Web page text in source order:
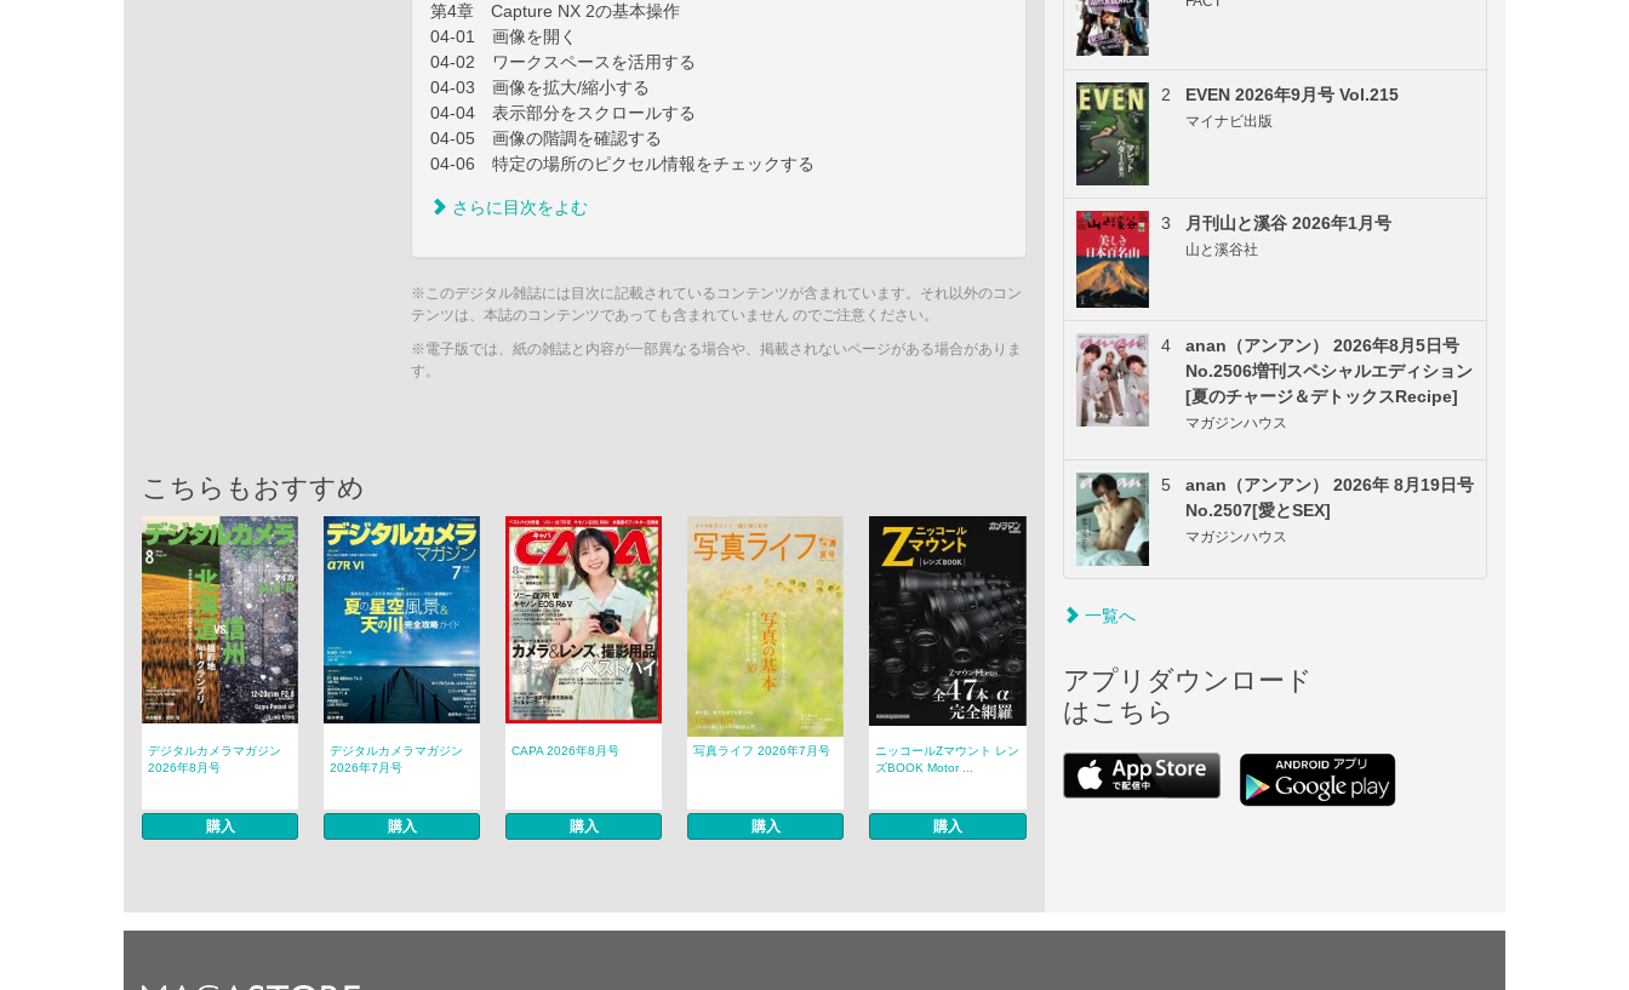
第4章 Capture NX 2の基本操作
04-01 画像を開く
04-02 ワークスペースを活用する
04-03 画像を拡大/縮小する
04-04 表示部分をスクロールする
04-05 画像の階調を確認する
04-06 特定の場所のピクセル情報をチェックする
さらに目次をよむ
※このデジタル雑誌には目次に記載されているコンテンツが含まれています。それ以外のコン
テンツは、本誌のコンテンツであっても含まれていません のでご注意ください。
※電子版では、紙の雑誌と内容が一部異なる場合や、掲載されないページがある場合がありま
す。
こちらもおすすめ
デジタルカメラマガジン
2026年8月号
購入
デジタルカメラマガジン
2026年7月号
購入
CAPA 2026年8月号
購入
写真ライフ 2026年7月号
購入
ニッコールZマウント レン
ズBOOK Motor ...
購入
2 EVEN 2026年9月号 Vol.215
マイナビ出版
3 月刊山と溪谷 2026年1月号
山と溪谷社
4
anan（アンアン） 2026年8月5日号
No.2506増刊スペシャルエディション
[夏のチャージ＆デトックスRecipe]
マガジンハウス
5
anan（アンアン） 2026年 8月19日号
No.2507[愛とSEX]
マガジンハウス
一覧へ
アプリダウンロード
はこちら